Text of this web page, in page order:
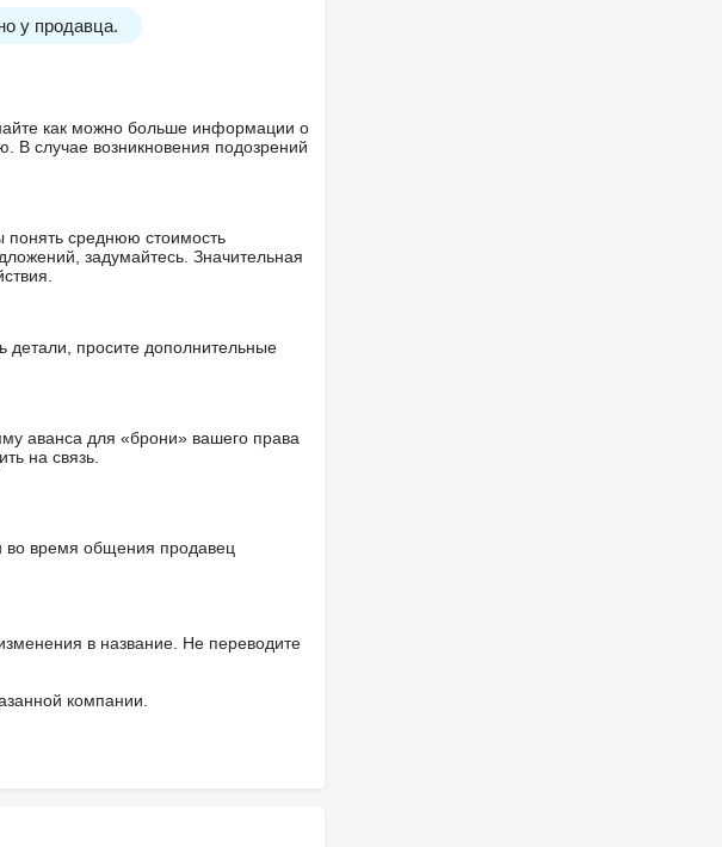
у продавца.
как можно больше информации о
В случае возникновения подозрений
понять среднюю стоимость
задумайтесь. Значительная
детали, просите дополнительные
аванса для «брони» вашего права
на связь.
во время общения продавец
в название. Не переводите
компании.